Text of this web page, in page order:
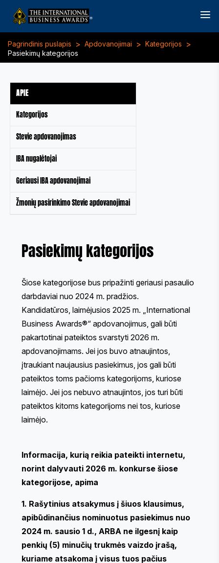
Pagrindinis puslapis > Apdovanojimai > Kategorijos >
Pasiekimų kategorijos
APIE
Kategorijos
Stevie apdovanojimas
IBA nugalėtojai
Geriausi IBA apdovanojimai
Žmonių pasirinkimo Stevie apdovanojimai
Pasiekimų kategorijos
Šiose kategorijose bus pripažinti geriausi pasaulio
darbdaviai nuo 2024 m. pradžios.
Kandidatūros, laimėjusios 2025 m. „International
Business Awards®“ apdovanojimus, gali būti
pakartotinai pateiktos svarstyti 2026 m.
apdovanojimams. Jei jos buvo atnaujintos,
įtraukiant naujausius pasiekimus, jos gali būti
pateiktos toms pačioms kategorijoms, kuriose
laimėjo. Jei jos nebuvo atnaujintos, jos turi būti
pateiktos kitoms kategorijoms nei tos, kuriose
laimėjo.
Informacija, kurią reikia pateikti internetu,
norint dalyvauti 2026 m. konkurse šiose
kategorijose, apima
1. Rašytinius atsakymus į šiuos klausimus,
apibūdinančius nominuotus pasiekimus nuo
2024 m. sausio 1 d., ARBA ne ilgesnį kaip
penkių (5) minučių trukmės vaizdo įrašą,
kuriame atsakoma į visus tuos pačius